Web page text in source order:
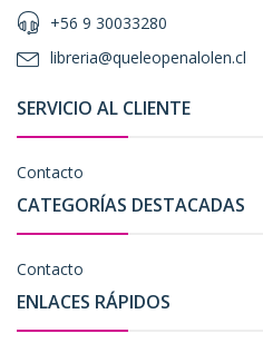
+56 9 30033280
libreria@queleopenalolen.cl
SERVICIO AL CLIENTE
Contacto
CATEGORÍAS DESTACADAS
Contacto
ENLACES RÁPIDOS